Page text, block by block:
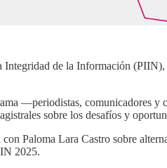
Integridad de la Información
—periodistas, comunicadores
sobre los desafíos y
Paloma Lara Castro sobre
2025.